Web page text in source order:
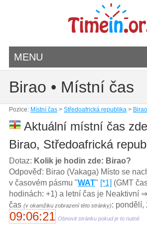
MENU
Birao • Místní čas
Pozice: Místní čas> Středoafrická republika> Birao
Aktuální místní čas
Birao, Středoafrická
Dotaz: Kolik je hodin zde: Birao?
Odpověď: Birao (Vakaga) Místo se
v časovém pásmu "WAT" [*1] (GMT
hodinách: +1) a letní čas je Neaktivní
čas (v okamžiku zobrazení této stránky): pondělí,
09:06:21 Obnovit stránku pokud je to nutné